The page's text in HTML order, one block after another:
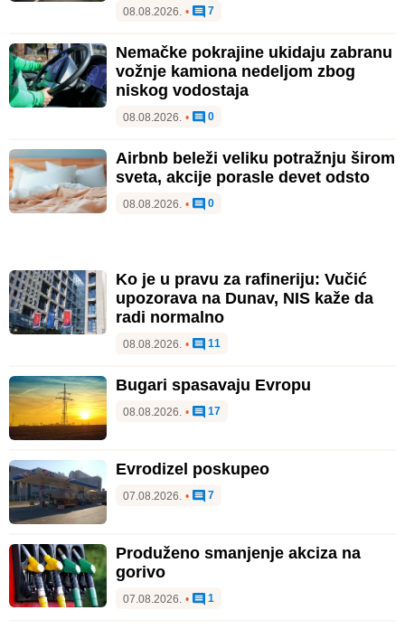
08.08.2026. • 7
Nemačke pokrajine ukidaju zabranu
vožnje kamiona nedeljom zbog
niskog vodostaja
08.08.2026. • 0
Airbnb beleži veliku potražnju širom
sveta, akcije porasle devet odsto
08.08.2026. • 0
Ko je u pravu za rafineriju: Vučić
upozorava na Dunav, NIS kaže da
radi normalno
08.08.2026. • 11
Bugari spasavaju Evropu
08.08.2026. • 17
Evrodizel poskupeo
07.08.2026. • 7
Produženo smanjenje akciza na
gorivo
07.08.2026. • 1